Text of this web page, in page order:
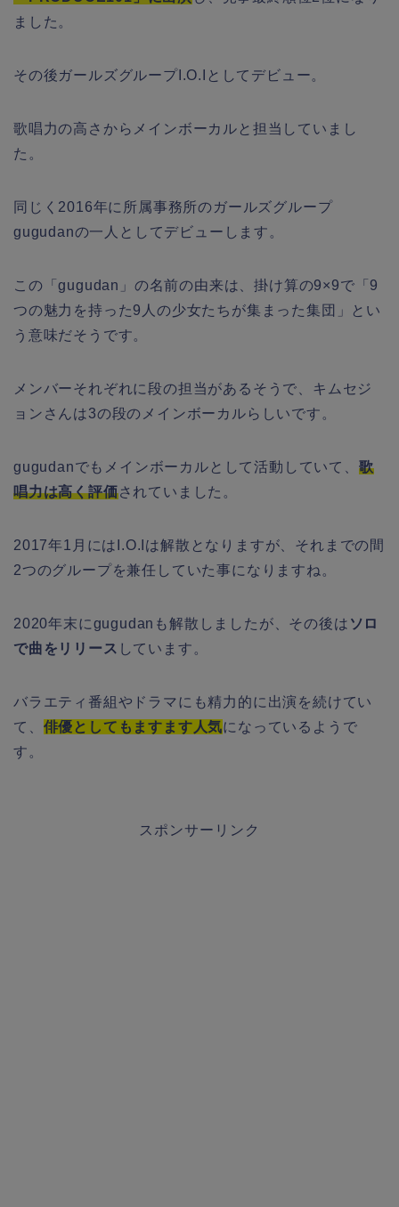
ました。
その後ガールズグループI.O.Iとしてデビュー。
歌唱力の高さからメインボーカルと担当していまし
た。
同じく2016年に所属事務所のガールズグループ
gugudanの一人としてデビューします。
この「gugudan」の名前の由来は、掛け算の9×9で「9
つの魅力を持った9人の少女たちが集まった集団」とい
う意味だそうです。
メンバーそれぞれに段の担当があるそうで、キムセジ
ョンさんは3の段のメインボーカルらしいです。
gugudanでもメインボーカルとして活動していて、 歌
唱力は高く評価されていました。
2017年1月にはI.O.Iは解散となりますが、それまでの間
2つのグループを兼任していた事になりますね。
2020年末にgugudanも解散しましたが、その後は ソロ
で曲をリリース しています。
バラエティ番組やドラマにも精力的に出演を続けてい
て、 俳優としてもますます人気になっているようで
す。
スポンサーリンク